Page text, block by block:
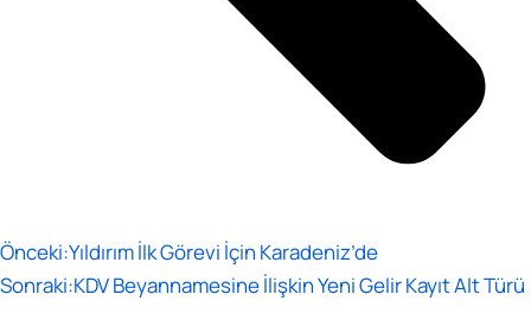
Önceki:Yıldırım İlk Görevi İçin Karadeniz’de
Sonraki:KDV Beyannamesine İlişkin Yeni Gelir Kayıt Alt Türü